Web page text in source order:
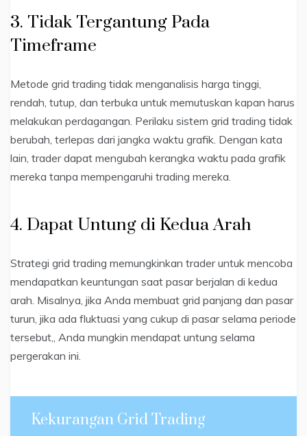
3. Tidak Tergantung Pada
Timeframe
Metode grid trading tidak menganalisis harga tinggi,
rendah, tutup, dan terbuka untuk memutuskan kapan harus
melakukan perdagangan. Perilaku sistem grid trading tidak
berubah, terlepas dari jangka waktu grafik. Dengan kata
lain, trader dapat mengubah kerangka waktu pada grafik
mereka tanpa mempengaruhi trading mereka.
4. Dapat Untung di Kedua Arah
Strategi grid trading memungkinkan trader untuk mencoba
mendapatkan keuntungan saat pasar berjalan di kedua
arah. Misalnya, jika Anda membuat grid panjang dan pasar
turun, jika ada fluktuasi yang cukup di pasar selama periode
tersebut,, Anda mungkin mendapat untung selama
pergerakan ini.
Kekurangan Grid Trading